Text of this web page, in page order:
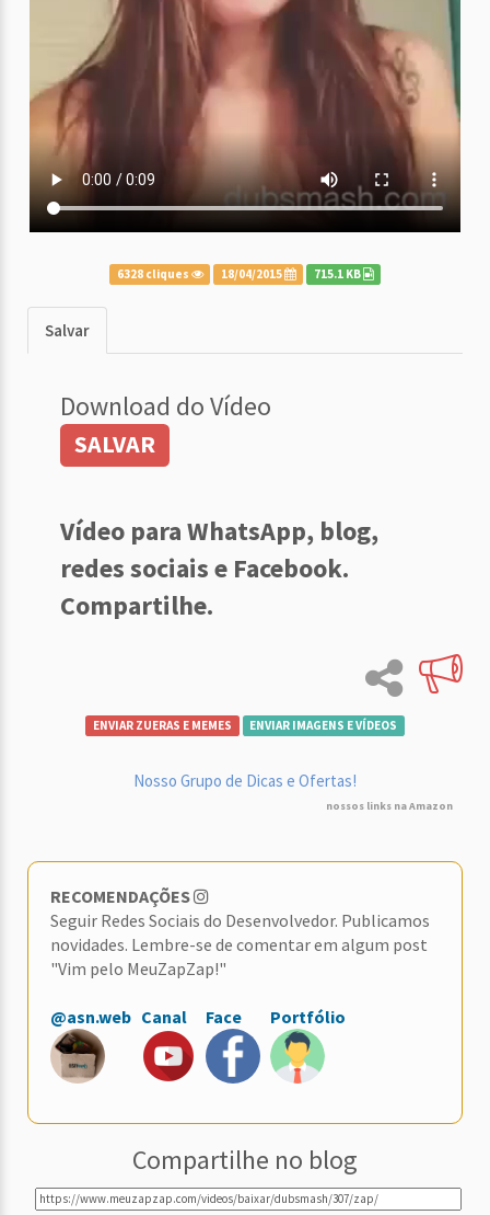
6328 cliques 18/04/2015 715.1 KB
Salvar
Download do Vídeo
SALVAR
Vídeo para WhatsApp, blog,
redes sociais e Facebook.
Compartilhe.
ENVIAR ZUERAS E MEMES ENVIAR IMAGENS E VÍDEOS
Nosso Grupo de Dicas e Ofertas!
nossos links na Amazon
RECOMENDAÇÕES
Seguir Redes Sociais do Desenvolvedor. Publicamos
novidades. Lembre-se de comentar em algum post
"Vim pelo MeuZapZap!"
@asn.web Canal Face Portfólio
Compartilhe no blog